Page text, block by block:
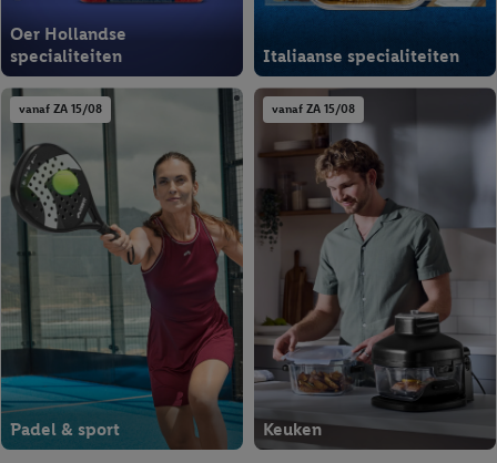
Oer Hollandse
specialiteiten
Italiaanse specialiteiten
vanaf ZA 15/08
Padel & sport
vanaf ZA 15/08
Keuken